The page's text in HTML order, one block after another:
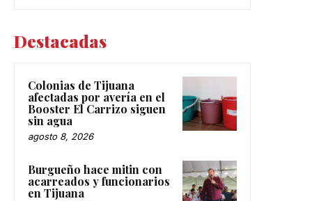
Destacadas
Colonias de Tijuana
afectadas por avería en el
Booster El Carrizo siguen
sin agua
agosto 8, 2026
Burgueño hace mitin con
acarreados y funcionarios
en Tijuana